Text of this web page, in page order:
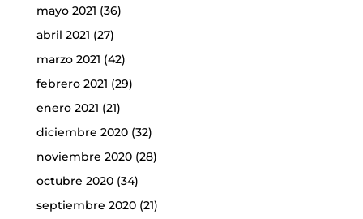
mayo 2021 (36)
abril 2021 (27)
marzo 2021 (42)
febrero 2021 (29)
enero 2021 (21)
diciembre 2020(32)
noviembre 2020(28)
octubre 2020(34)
septiembre 2020(21)